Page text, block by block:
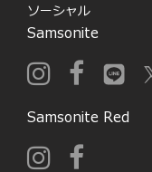
ソーシャル
Samsonite
Samsonite Red